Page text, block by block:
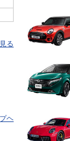
る
ヘ